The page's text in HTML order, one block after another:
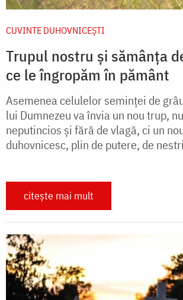
CUVINTE DUHOVNICEȘTI
Trupul nostru și sămânța
ce le îngropăm în pământ
Asemenea celulelor seminţei de
lui Dumnezeu va învia un nou trup,
neputincios şi fără de vlagă, ci un
duhovnicesc, plin de putere, de
citește mai mult